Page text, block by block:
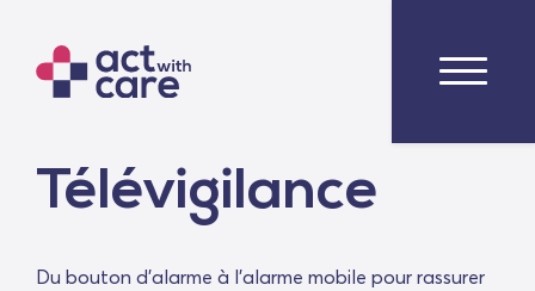
Télévigilance
Du bouton d'alarme à l'alarme mobile pour rassurer